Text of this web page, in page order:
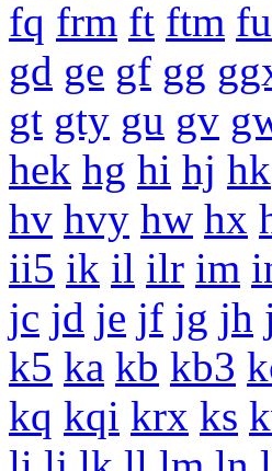
fq frm ft ftm fu
gd ge gf gg
gt gty gu gv
hek hg hi hj hk
hv hvy hw hx
ii5 ik il ilr im
jc jd je jf jg jh
k5 ka kb kb3
kq kqi krx ks